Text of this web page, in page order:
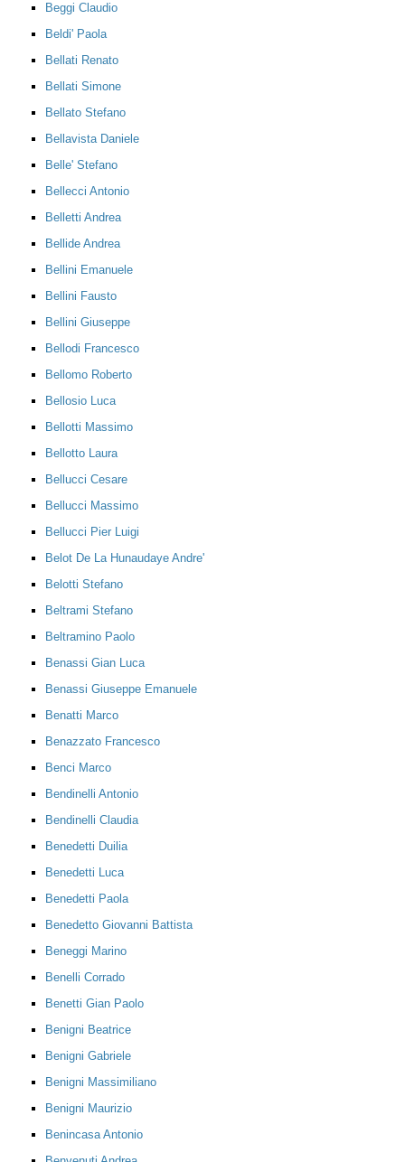
Beggi Claudio
Beldi' Paola
Bellati Renato
Bellati Simone
Bellato Stefano
Bellavista Daniele
Belle' Stefano
Bellecci Antonio
Belletti Andrea
Bellide Andrea
Bellini Emanuele
Bellini Fausto
Bellini Giuseppe
Bellodi Francesco
Bellomo Roberto
Bellosio Luca
Bellotti Massimo
Bellotto Laura
Bellucci Cesare
Bellucci Massimo
Bellucci Pier Luigi
Belot De La Hunaudaye Andre'
Belotti Stefano
Beltrami Stefano
Beltramino Paolo
Benassi Gian Luca
Benassi Giuseppe Emanuele
Benatti Marco
Benazzato Francesco
Benci Marco
Bendinelli Antonio
Bendinelli Claudia
Benedetti Duilia
Benedetti Luca
Benedetti Paola
Benedetto Giovanni Battista
Beneggi Marino
Benelli Corrado
Benetti Gian Paolo
Benigni Beatrice
Benigni Gabriele
Benigni Massimiliano
Benigni Maurizio
Benincasa Antonio